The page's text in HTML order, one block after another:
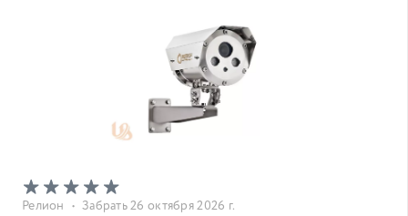
Релион • Забрать 26 октября 2026 г.